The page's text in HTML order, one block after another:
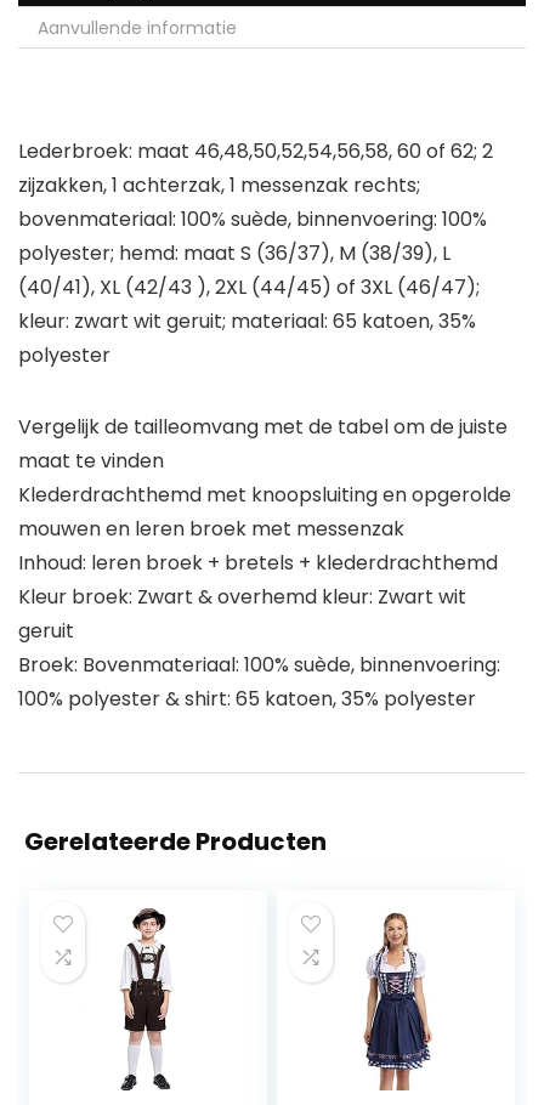
Aanvullende informatie
Lederbroek: maat 46,48,50,52,54,56,58, 60 of 62; 2
zijzakken, 1 achterzak, 1 messenzak rechts;
bovenmateriaal: 100% suède, binnenvoering: 100%
polyester; hemd: maat S (36/37), M (38/39), L
(40/41), XL (42/43 ), 2XL (44/45) of 3XL (46/47);
kleur: zwart wit geruit; materiaal: 65 katoen, 35%
polyester
Vergelijk de tailleomvang met de tabel om de juiste
maat te vinden
Klederdrachthemd met knoopsluiting en opgerolde
mouwen en leren broek met messenzak
Inhoud: leren broek + bretels + klederdrachthemd
Kleur broek: Zwart & overhemd kleur: Zwart wit
geruit
Broek: Bovenmateriaal: 100% suède, binnenvoering:
100% polyester & shirt: 65 katoen, 35% polyester
Gerelateerde Producten